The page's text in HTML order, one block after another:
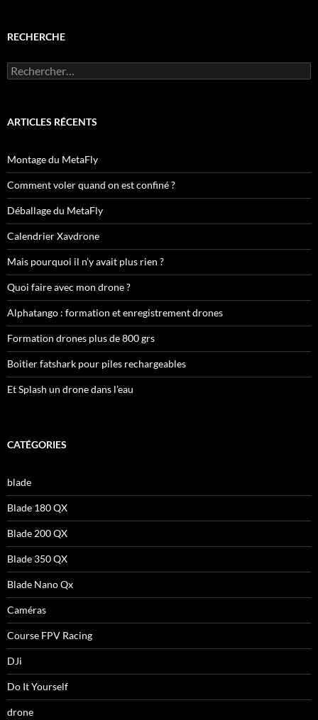
RECHERCHE
Rechercher :
ARTICLES RÉCENTS
Montage du MetaFly
Comment voler quand on est confiné ?
Déballage du MetaFly
Calendrier Xavdrone
Mais pourquoi il n’y avait plus rien ?
Quoi faire avec mon drone ?
Alphatango : formation et enregistrement drones
Formation drones plus de 800 grs
Boitier fatshark pour piles rechargeables
Et Splash un drone dans l’eau
CATÉGORIES
blade
Blade 180 QX
Blade 200 QX
Blade 350 QX
Blade Nano Qx
Caméras
Course FPV Racing
DJi
Do It Yourself
drone